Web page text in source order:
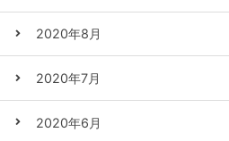
2020年8月
2020年7月
2020年6月